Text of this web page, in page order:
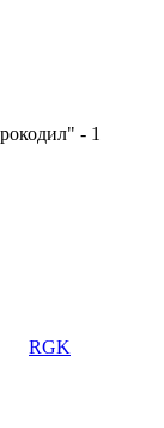
- 1
RGK